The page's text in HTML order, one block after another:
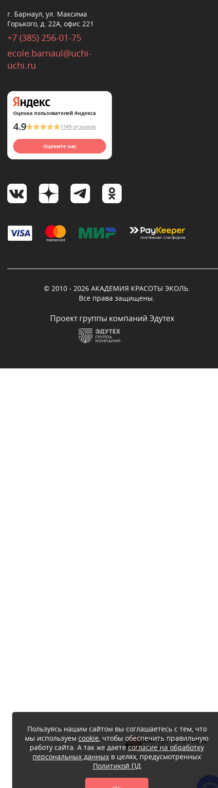
г. Барнаул, ул. Максима
Горького, д. 22А, офис 221
+7 (385) 256-01-75
ecole.barnaul@uchi-
uchi.ru
Оценка пользователей Яндекса
4.9 1149 отзывов
Оцените нас
© 2010 - 2026 АКАДЕМИЯ КРАСОТЫ ЭКОЛЬ.
Все права защищены.
Проект группы компаний Эдутех
Пользуясь нашим сайтом вы соглашаетесь с тем, что
мы используем cookie, чтобы обеспечить правильную
работу сайта. А так же даетесогласие на обработку
персональных данных в целях, предусмотренных
Политикой ПД
Мы тут и готовы
помочь :)